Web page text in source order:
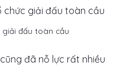
đấu toàn cầu
đã nỗ lực rất nhiều